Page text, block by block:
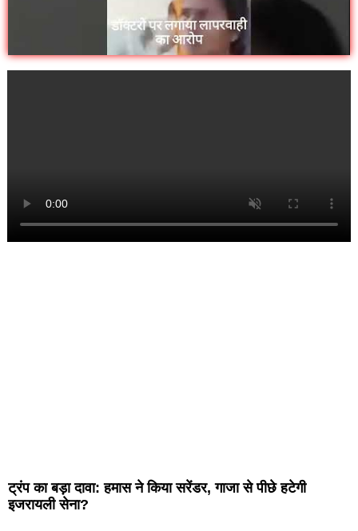
ट्रंप का बड़ा दावा: हमास ने किया सरेंडर, गाजा से पीछे हटेगी
इजरायली सेना?